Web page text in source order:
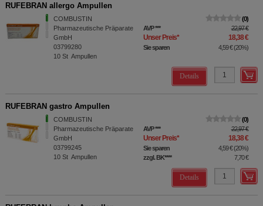
RUFEBRAN allergo Ampullen
COMBUSTIN
Pharmazeutische Präparate
GmbH
03799280
10 St Ampullen
0
AVP*** 22,97 €
Unser Preis* 18,38 €
Sie sparen 4,59 €(20%)
Details
RUFEBRAN gastro Ampullen
COMBUSTIN
Pharmazeutische Präparate
GmbH
03799245
10 St Ampullen
0
AVP*** 22,97 €
Unser Preis* 18,38 €
Sie sparen 4,59 €(20%)
zzgl. BK**** 7,70 €
Details